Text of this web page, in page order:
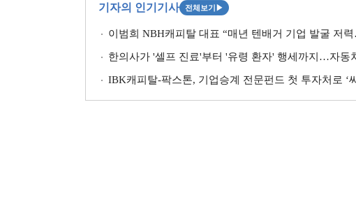
기자의 인기기사 전체보기 ▶
이범희 NBH캐피탈 대표 “매년 텐배거 기업 발굴 저
한의사가 '셀프 진료'부터 '유령 환자' 행세까지…자동
IBK캐피탈-팍스톤, 기업승계 전문펀드 첫 투자처로 ‘